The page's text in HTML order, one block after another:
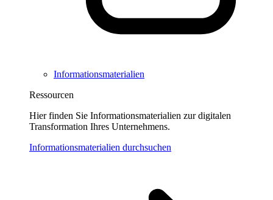
Informationsmaterialien
Ressourcen
Hier finden Sie Informationsmaterialien zur digitalen
Transformation Ihres Unternehmens.
Informationsmaterialien durchsuchen